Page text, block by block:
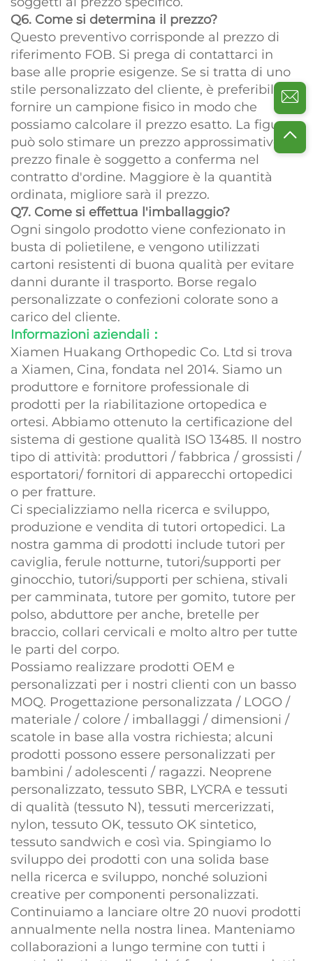
Q6. Come si determina il prezzo?
Questo preventivo corrisponde al prezzo di
riferimento FOB. Si prega di contattarci in
base alle proprie esigenze. Se si tratta di uno
stile personalizzato del cliente, è preferibile
fornire un campione fisico in modo che
possiamo calcolare il prezzo esatto. La figura
può solo stimare un prezzo approssimativo. Il
prezzo finale è soggetto a conferma nel
contratto d'ordine. Maggiore è la quantità
ordinata, migliore sarà il prezzo.
Q7. Come si effettua l'imballaggio?
Ogni singolo prodotto viene confezionato in
busta di polietilene, e vengono utilizzati
cartoni resistenti di buona qualità per evitare
danni durante il trasporto. Borse regalo
personalizzate o confezioni colorate sono a
carico del cliente.
Informazioni aziendali：
Xiamen Huakang Orthopedic Co. Ltd si trova
a Xiamen, Cina, fondata nel 2014. Siamo un
produttore e fornitore professionale di
prodotti per la riabilitazione ortopedica e
ortesi. Abbiamo ottenuto la certificazione del
sistema di gestione qualità ISO 13485. Il nostro
tipo di attività: produttori / fabbrica / grossisti /
esportatori/ fornitori di apparecchi ortopedici
o per fratture.
Ci specializziamo nella ricerca e sviluppo,
produzione e vendita di tutori ortopedici. La
nostra gamma di prodotti include tutori per
caviglia, ferule notturne, tutori/supporti per
ginocchio, tutori/supporti per schiena, stivali
per camminata, tutore per gomito, tutore per
polso, abduttore per anche, bretelle per
braccio, collari cervicali e molto altro per tutte
le parti del corpo.
Possiamo realizzare prodotti OEM e
personalizzati per i nostri clienti con un basso
MOQ. Progettazione personalizzata / LOGO /
materiale / colore / imballaggi / dimensioni /
scatole in base alla vostra richiesta; alcuni
prodotti possono essere personalizzati per
bambini / adolescenti / ragazzi. Neoprene
personalizzato, tessuto SBR, LYCRA e tessuti
di qualità (tessuto N), tessuti mercerizzati,
nylon, tessuto OK, tessuto OK sintetico,
tessuto sandwich e così via. Spingiamo lo
sviluppo dei prodotti con una solida base
nella ricerca e sviluppo, nonché soluzioni
creative per componenti personalizzati.
Continuiamo a lanciare oltre 20 nuovi prodotti
annualmente nella nostra linea. Manteniamo
collaborazioni a lungo termine con tutti i